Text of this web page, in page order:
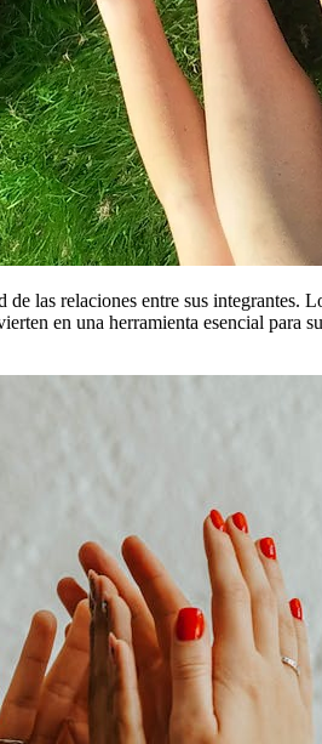
las relaciones entre sus integrantes.
en una herramienta esencial para